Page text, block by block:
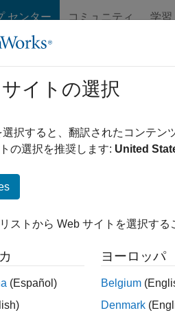
センター コミュニティ 学習
1
MISRA
The pre-processor
インクルードとイン
を使用することが
や型の安全性が欠
イトの選択
択すると、翻訳されたコンテ
の選択を推奨します: United
ストから Web サイトを選択する
(Español)
ヨーロッパ
Belgium
Denmark